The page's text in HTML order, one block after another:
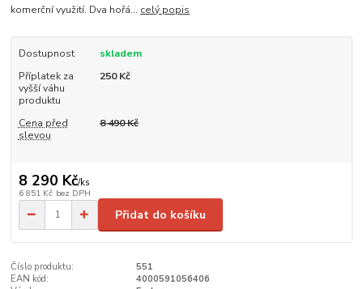
komerční využití. Dva hořá... celý popis
Dostupnost
skladem
Příplatek za
vyšší váhu
produktu
250 Kč
Cena před
slevou
8 490 Kč
8 290 Kč/ks
6 851 Kč bez DPH
Přidat do košíku
Číslo produktu:
551
EAN kód:
4000591056406